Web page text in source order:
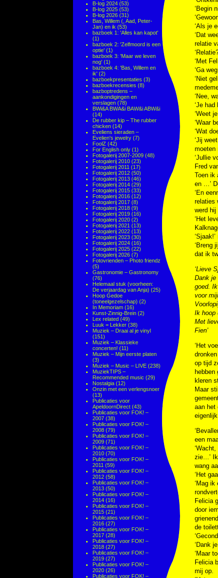
B-log 2024 (53)
B-log 2025 (53)
B-log 2026 (31)
Bas, Willem (, Aad, Peter-
Jan) en ik (53)
bazboek 1: 'Alles kan kapot'
(1)
bazboek 2: 'Zelfmoord is een
optie' (1)
bazboek 3: 'Maar we leven
nog' (1)
bazboek 4: 'Bas, Willem en
ik' (2)
bazboekpresentaties (3)
bazboekrecensies (8)
bazboptredens –
aankondigingen en
verslagen (78)
BWi&A BWA&i BAW&i ABW&i
(14)
De rubber kip – The rubber
chicken (14)
Eveliens sieraden –
Evelien's jewelry (7)
FoolZ (42)
For English only (1)
Fotogalerij 2007-2009 (48)
Fotogalerij 2010 (23)
Fotogalerij 2011 (17)
Fotogalerij 2012 (50)
Fotogalerij 2013 (46)
Fotogalerij 2014 (29)
Fotogalerij 2015 (33)
Fotogalerij 2016 (12)
Fotogalerij 2017 (8)
Fotogalerij 2018 (9)
Fotogalerij 2019 (16)
Fotogalerij 2020 (2)
Fotogalerij 2021 (13)
Fotogalerij 2022 (13)
Fotogalerij 2023 (30)
Fotogalerij 2024 (16)
Fotogalerij 2025 (22)
Fotogalerij 2026 (7)
Fotovrienden – Photo friendz
(5)
Gastronomie – Gastronomy
(76)
Helemaal stuk (voorheen:
De verjaardag van Anja) (25)
Hoop Gedoe
(toneelgezelschap) (2)
In Memoriam (16)
Kunst-Zinnig-Brein (2)
Lex related (49)
Luuk = Lekker (38)
Muziek – Draai al je vinyl
(151)
Muziek – Klassieke
concerten! (11)
Muziek – Mijn eerste platen
(3)
Muziek – Music – LIVE (238)
MuziekTIPS –
Recommended music (29)
Nostalgia (12)
Onzin met een verlengsnoer
(13)
Publicaties voor
ApeldoornDirect (43)
Publicaties voor FOK! –
2007 (38)
Publicaties voor FOK! –
2008 (79)
Publicaties voor FOK! –
2009 (71)
Publicaties voor FOK! –
2010 (70)
Publicaties voor FOK! –
2011 (59)
Publicaties voor FOK! –
2012 (58)
Publicaties voor FOK! –
2013 (50)
Publicaties voor FOK! –
2014 (16)
Publicaties voor FOK! –
2015 (21)
Publicaties voor FOK! –
2016 (27)
Publicaties voor FOK! –
2017 (28)
Publicaties voor FOK! –
2018 (27)
Publicaties voor FOK! –
2019 (27)
Publicaties voor FOK! –
2020 (26)
Publicaties voor FOK! –
‘Begin
‘Als je
‘Dat
relatie
‘Met
‘Ga
‘Niet
‘Nee,
‘Je had
‘Weet
‘Waar
‘Wat
‘Jij
moeten
‘Jullie
Fred
Toen ik
en …’
‘En
relaties
werd hij
‘Het
‘Breng
dat ik
‘Lieve
Dank je
goed.
voor
Ik hoop
Met
Fien’
‘Het
op tijd
hebben
kleren
Maar
aan het
een
zie…’
wang
‘Het
‘Mag
Felicia
door
de
‘Dank
‘Maar
Felicia
mij op.